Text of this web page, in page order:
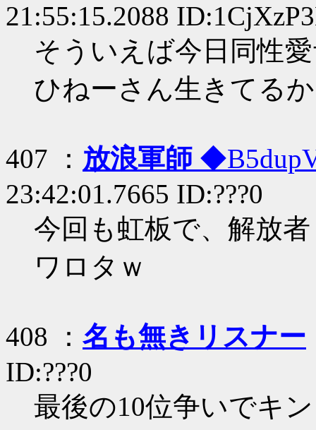
21:55:15.2088
そういえば今日同性
ひねーさん生きてる
407 ： 放浪軍師
23:42:01.7665 ID:???0
今回も虹板で、解放
ワロタｗ
408 ： 名も無きリスナー
ID:???0
最後の10位争いでキ